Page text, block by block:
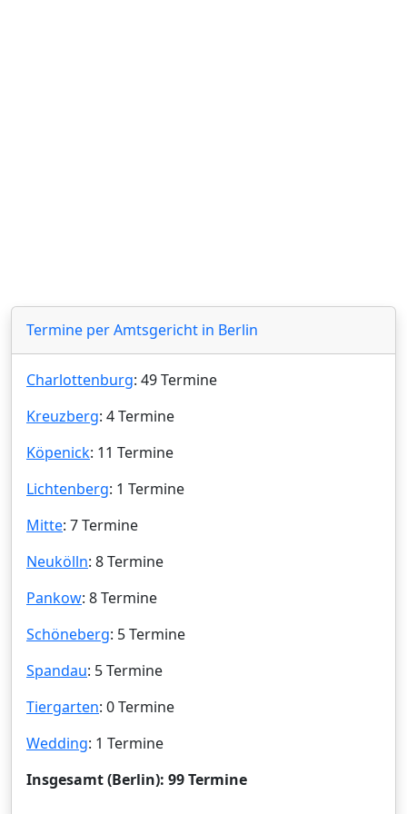
Termine per Amtsgericht in Berlin
Charlottenburg: 49 Termine
Kreuzberg: 4 Termine
Köpenick: 11 Termine
Lichtenberg: 1 Termine
Mitte: 7 Termine
Neukölln: 8 Termine
Pankow: 8 Termine
Schöneberg: 5 Termine
Spandau: 5 Termine
Tiergarten: 0 Termine
Wedding: 1 Termine
Insgesamt (Berlin): 99 Termine